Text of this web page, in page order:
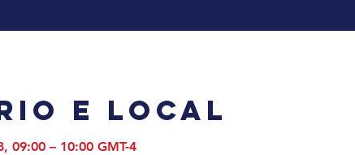
e local
09:00 – 10:00 GMT-4